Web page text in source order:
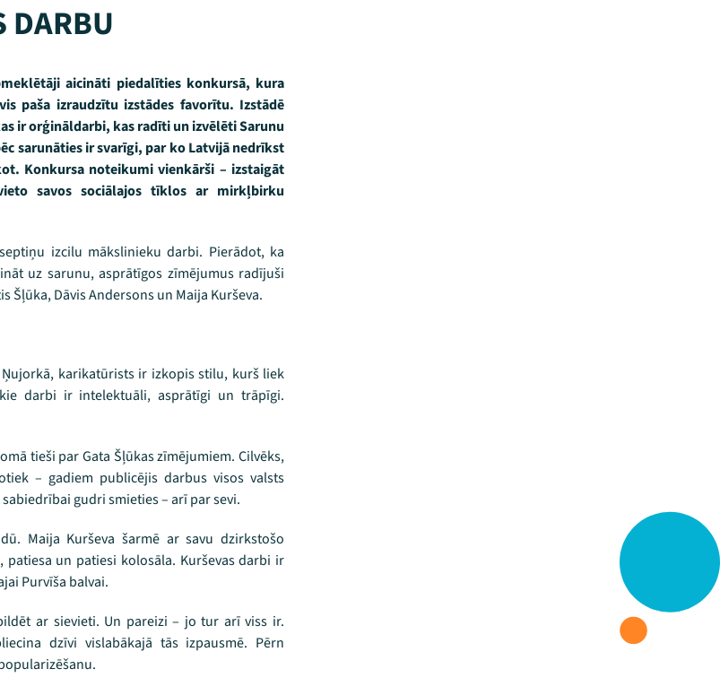
DARBU
aicināti piedalīties konkursā, kura
paša izraudzītu izstādes favorītu. Izstādē
ir orģināldarbi, kas radīti un izvēlēti Sarunu
sarunāties ir svarīgi, par ko Latvijā nedrīkst
Konkursa noteikumi vienkārši – izstaigāt
savos sociālajos tīklos ar mirkļbirku
izcilu mākslinieku darbi. Pierādot, ka
uz sarunu, asprātīgos zīmējumus radījuši
Šļūka, Dāvis Andersons un Maija Kurševa.
karikatūrists ir izkopis stilu, kurš liek
darbi ir intelektuāli, asprātīgi un trāpīgi.
tieši par Gata Šļūkas zīmējumiem. Cilvēks,
– gadiem publicējis darbus visos valsts
gudri smieties – arī par sevi.
Maija Kurševa šarmē ar savu dzirkstošo
un patiesi kolosāla. Kurševas darbi ir
Purvīša balvai.
ar sievieti. Un pareizi – jo tur arī viss ir.
dzīvi vislabākajā tās izpausmē. Pērn